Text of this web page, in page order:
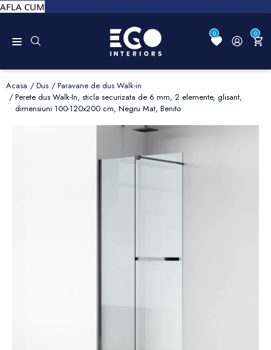
AFLA CUM
0 0
Acasa Dus
Paravane de dus Walk-in
Perete dus Walk-In, sticla securizata de 6 mm, 2 elemente, glisant,
dimensiuni 100-120x200 cm, Negru Mat, Benito